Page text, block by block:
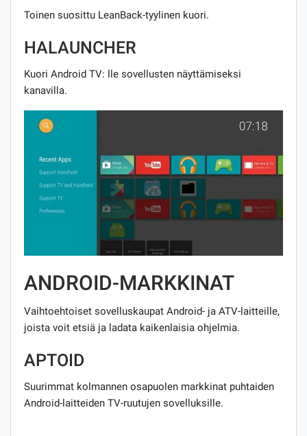
Toinen suosittu LeanBack-tyylinen kuori.
HALAUNCHER
Kuori Android TV: lle sovellusten näyttämiseksi
kanavilla.
ANDROID-MARKKINAT
Vaihtoehtoiset sovelluskaupat Android- ja ATV-laitteille,
joista voit etsiä ja ladata kaikenlaisia ​​ohjelmia.
APTOID
Suurimmat kolmannen osapuolen markkinat puhtaiden
Android-laitteiden TV-ruutujen sovelluksille.